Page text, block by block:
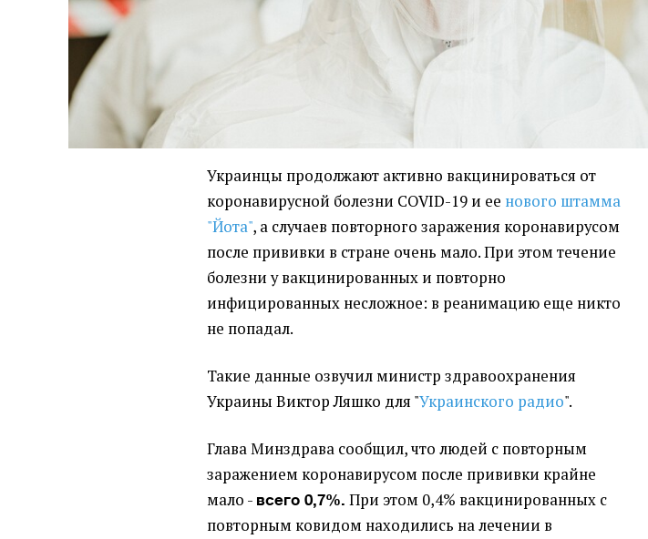
Украинцы продолжают активно вакцинироваться от
коронавирусной болезни COVID-19 и ее нового штамма
"Йота", а случаев повторного заражения коронавирусом
после прививки в стране очень мало. При этом течение
болезни у вакцинированных и повторно
инфицированных несложное: в реанимацию еще никто
не попадал.
Такие данные озвучил министр здравоохранения
Украины Виктор Ляшко для "Украинского радио".
Глава Минздрава сообщил, что людей с повторным
заражением коронавирусом после прививки крайне
мало - всего 0,7%. При этом 0,4% вакцинированных с
повторным ковидом находились на лечении в